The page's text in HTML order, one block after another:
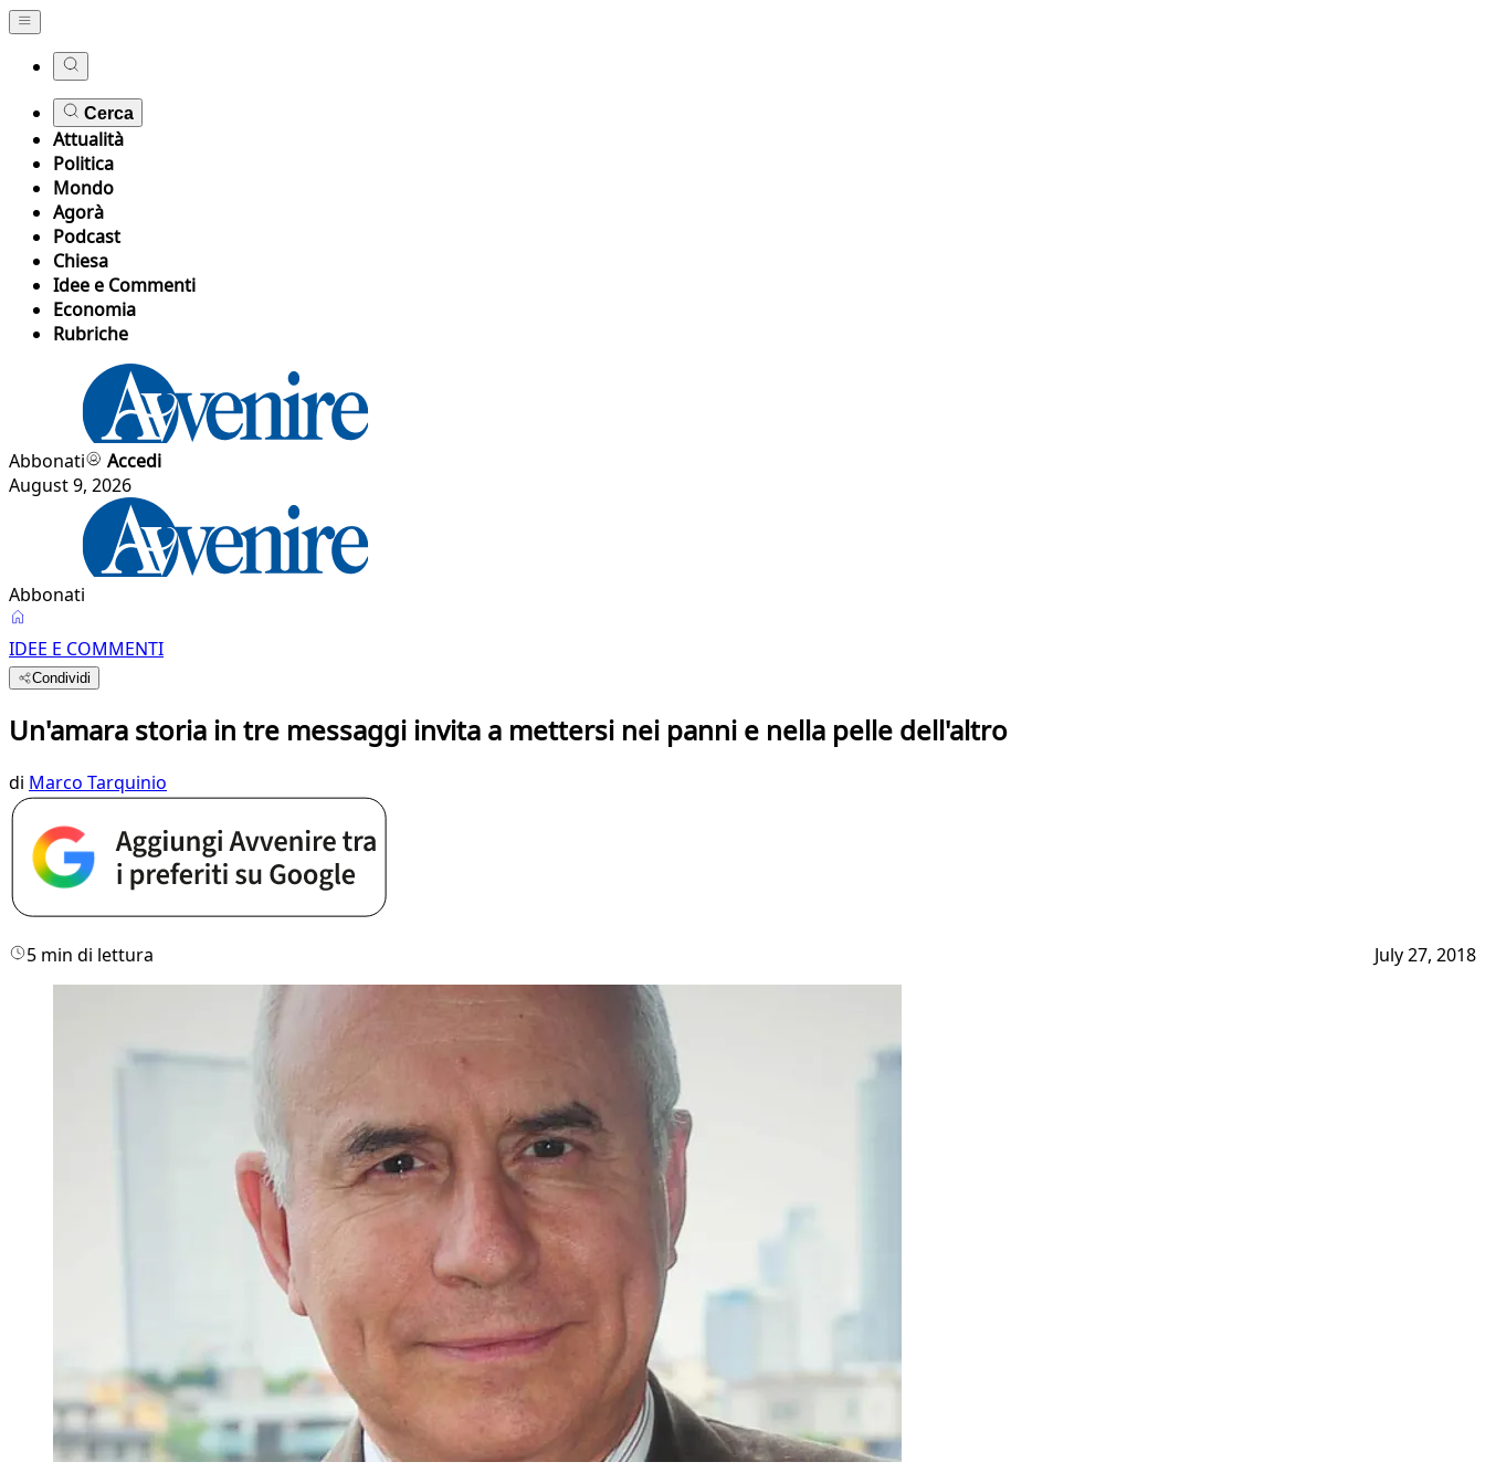
Cerca
Attualità
Politica
Mondo
Agorà
Podcast
Chiesa
Idee e Commenti
Economia
Rubriche
Abbonati
Accedi
August 9, 2026
Abbonati
IDEE E COMMENTI
Condividi
Un'amara storia in tre messaggi invita a mettersi nei panni e nella pelle dell'altro
di Marco Tarquinio
5 min di lettura July 27, 2018